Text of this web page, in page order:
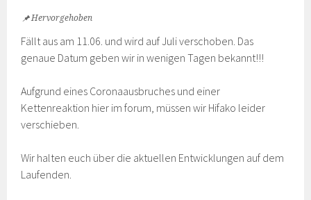
Hervorgehoben
Fällt aus am 11.06. und wird auf Juli verschoben. Das
genaue Datum geben wir in wenigen Tagen bekannt!!!
Aufgrund eines Coronaausbruches und einer
Kettenreaktion hier im forum, müssen wir Hifako leider
verschieben.
Wir halten euch über die aktuellen Entwicklungen auf dem
Laufenden.